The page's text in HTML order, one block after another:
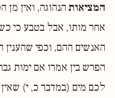
המציאות הנהוגה, ואין
אחר מותו, אבל בטבע כי
האנשים ההם, וכפי שהענין
הפרש בין אמרו אם ימות
לכם מים (במדבר כ, י)